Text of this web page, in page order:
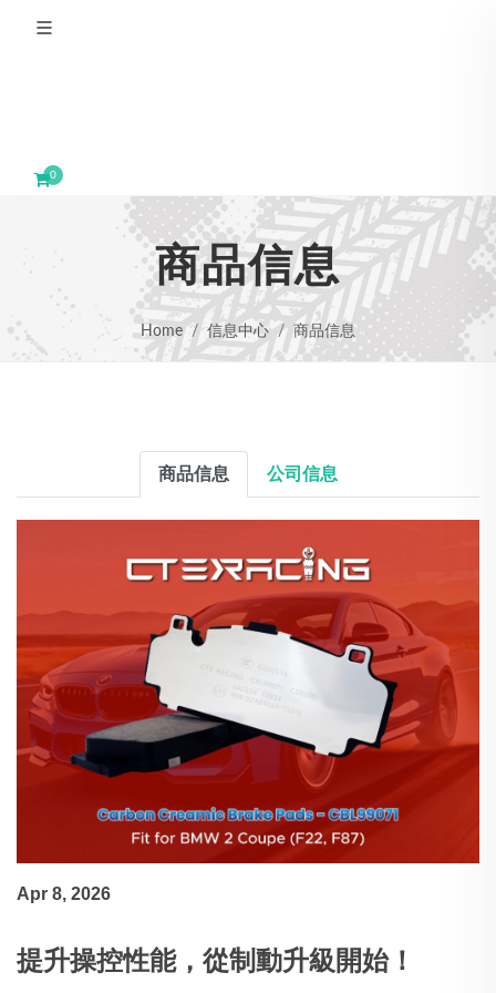
0
商品信息
Home 信息中心 商品信息
商品信息 公司信息
Apr 8, 2026
提升操控性能，從制動升級開始！